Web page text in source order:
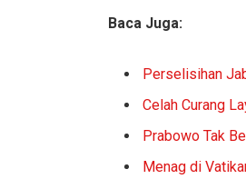
Baca Juga:
Perselisihan
Celah Curang
Prabowo Tak
Menag di